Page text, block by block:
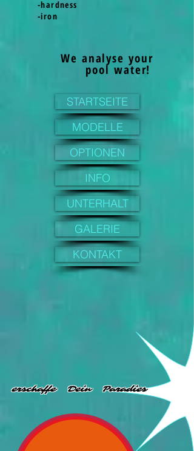
-hardness
-iron
We analyse your
pool water!
STARTSEITE
MODELLE
OPTIONEN
INFO
UNTERHALT
GALERIE
KONTAKT
erschaffe Dein Paradies